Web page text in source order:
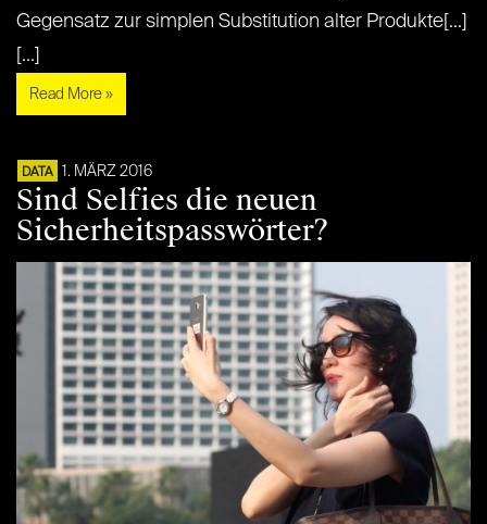
Gegensatz zur simplen Substitution alter Produkte[...]
[...]
Read More »
DATA 1. MÄRZ 2016
Sind Selfies die neuen
Sicherheitspasswörter?